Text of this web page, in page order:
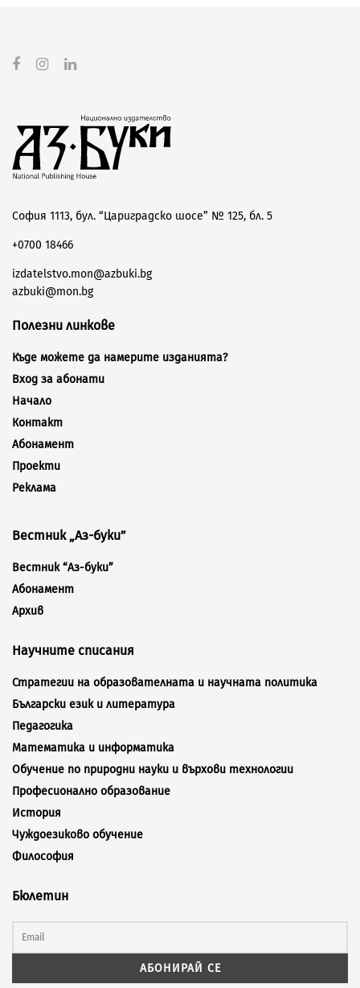
София 1113, бул. “Цариградско шосе” № 125, бл. 5
+0700 18466
izdatelstvo.mon@azbuki.bg
azbuki@mon.bg
Полезни линкове
Къде можете да намерите изданията?
Вход за абонати
Начало
Контакт
Абонамент
Проекти
Реклама
Вестник „Аз-буки”
Вестник “Аз-буки”
Абонамент
Архив
Научните списания
Стратегии на образователната и научната политика
Български език и литература
Педагогика
Математика и информатика
Обучение по природни науки и върхови технологии
Професионално образование
История
Чуждоезиково обучение
Философия
Бюлетин